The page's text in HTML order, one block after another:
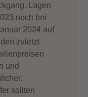
Lagen
noch bei
2024 auf
zuletzt
und
sollten